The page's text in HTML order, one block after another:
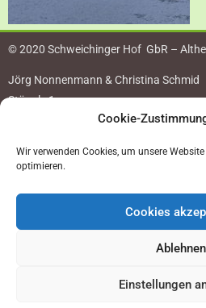
Cookie-
Wir verwenden Cookies, um unsere
optimieren.
Cookies
Ablehnen
Einstellungen
© 2020 Schweichinger Hof GbR –
Jörg Nonnenmann & Christina Schmid
Stängle 1
75382 Althengstett
Werner.Nonnenmann@web.de
akzeptieren und diesen
Impressum